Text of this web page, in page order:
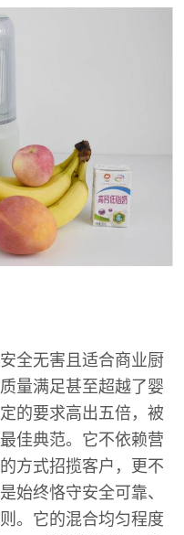
全无害且适合商业厨
量满足甚至超越了婴
的要求高出五倍，被
佳典范。它不依赖营
方式招揽客户，更不
始终恪守安全可靠、
。它的混合均匀程度